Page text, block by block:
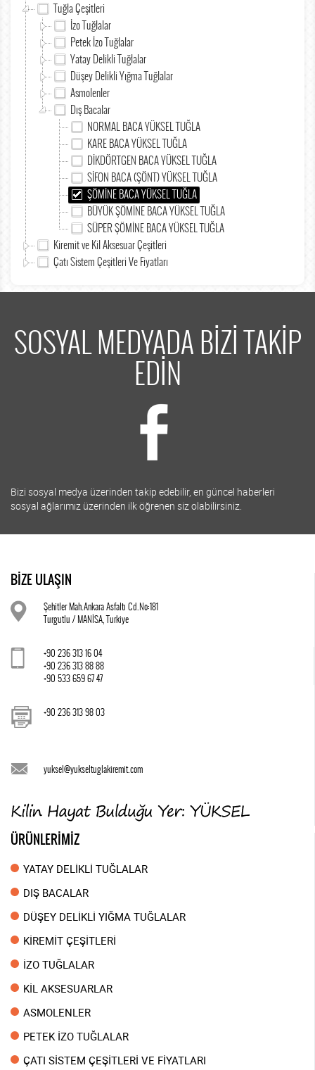
Tuğla Çeşitleri
İzo Tuğlalar
Petek İzo Tuğlalar
Yatay Delikli Tuğlalar
Düşey Delikli Yığma Tuğlalar
Asmolenler
Dış Bacalar
NORMAL BACA YÜKSEL TUĞLA
KARE BACA YÜKSEL TUĞLA
DİKDÖRTGEN BACA YÜKSEL TUĞLA
SİFON BACA (ŞÖNT) YÜKSEL TUĞLA
ŞÖMİNE BACA YÜKSEL TUĞLA
BÜYÜK ŞÖMİNE BACA YÜKSEL TUĞLA
SÜPER ŞÖMİNE BACA YÜKSEL TUĞLA
Kiremit ve Kil Aksesuar Çeşitleri
Çatı Sistem Çeşitleri Ve Fiyatları
SOSYAL MEDYADA BİZİ TAKİP
EDİN
Bizi sosyal medya üzerinden takip edebilir, en güncel haberleri
sosyal ağlarımız üzerinden ilk öğrenen siz olabilirsiniz.
BİZE ULAŞIN
Şehitler Mah.Ankara Asfaltı Cd.No:181
Turgutlu / MANİSA, Turkiye
+90 236 313 16 04
+90 236 313 88 88
+90 533 659 67 47
+90 236 313 98 03
yuksel@yukseltuglakiremit.com
ÜRÜNLERİMİZ
YATAY DELİKLİ TUĞLALAR
DIŞ BACALAR
DÜŞEY DELİKLİ YIĞMA TUĞLALAR
KİREMİT ÇEŞİTLERİ
İZO TUĞLALAR
KİL AKSESUARLAR
ASMOLENLER
PETEK İZO TUĞLALAR
ÇATI SİSTEM ÇEŞİTLERİ VE FİYATLARI